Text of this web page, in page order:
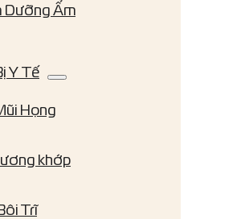
Dưỡng Ẩm
Y Tế
Họng
khớp
Trĩ